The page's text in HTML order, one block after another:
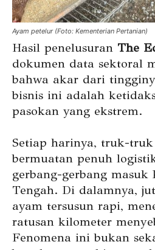
Ayam petelur (Foto: Kementerian Pertanian)
Hasil penelusuran The
dokumen data sektoral
bahwa akar dari
bisnis ini adalah
pasokan yang ekstrem.
Setiap harinya, truk-
bermuatan penuh
gerbang-gerbang
Tengah. Di dalamnya,
ayam tersusun rapi,
ratusan kilometer
Fenomena ini bukan